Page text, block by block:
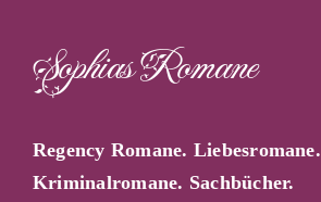
springenSophias Romane
Regency Romane. Liebesromane.
Kriminalromane. Sachbücher.